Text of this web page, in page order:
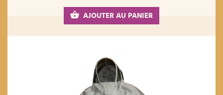
AJOUTER AU PANIER